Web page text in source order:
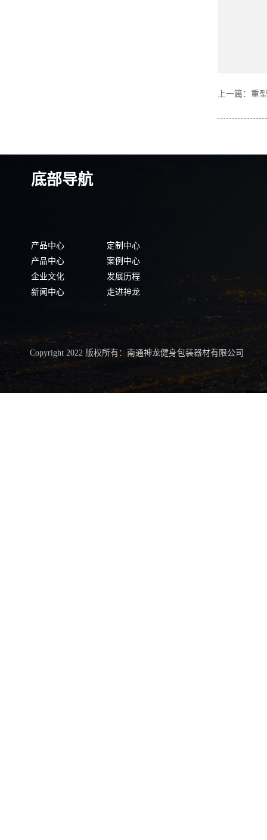
上一篇： 重
底部导航
产品中心
定制中心
产品中心
案例中心
企业文化
发展历程
新闻中心
走进神龙
Copyright 2022 版权所有：南通神龙健身包装器材有限公司